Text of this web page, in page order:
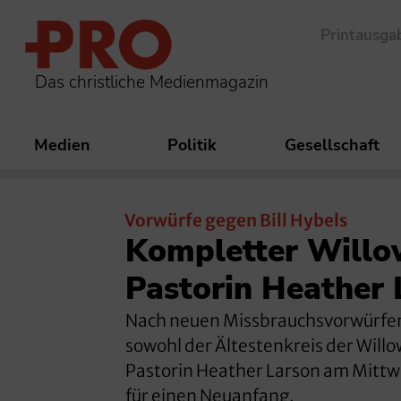
Das christliche Medienmagazin
Medien Politik Gesellschaft
Vorwürfe gegen Bill Hybels
Kompletter
Pastorin Heather
Nach neuen
sowohl der Ältestenkreis der
Pastorin Heather Larson am
für einen Neuanfang.